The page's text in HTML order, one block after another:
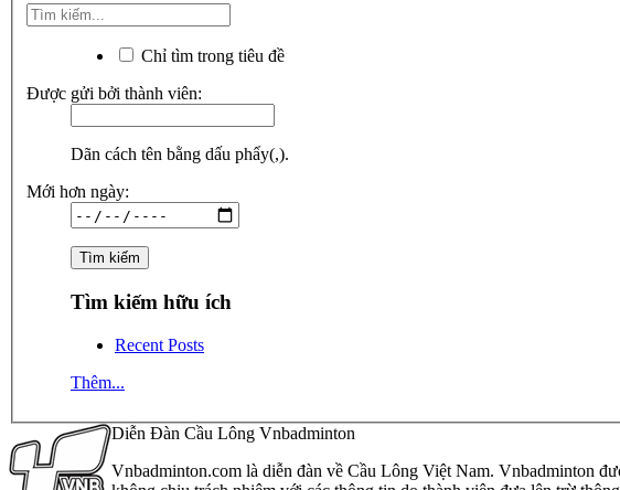
Chỉ tìm trong tiêu đề
Được gửi bởi thành viên:
Dãn cách tên bằng dấu phẩy(,).
Mới hơn ngày:
Tìm kiếm hữu ích
Recent Posts
Thêm...
Diễn Đàn Cầu Lông Vnbadminton
Vnbadminton.com là diễn đàn về Cầu Lông Việt Nam. Vnbadminton